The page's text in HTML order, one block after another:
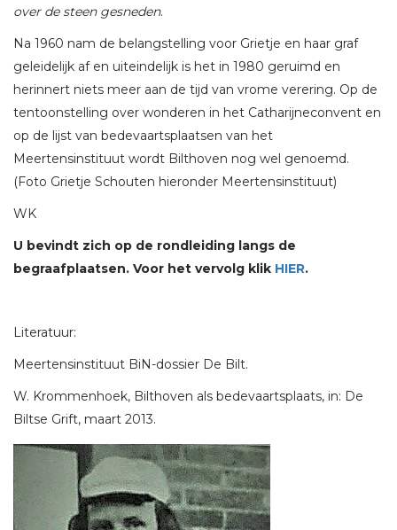
over de steen gesneden.
Na 1960 nam de belangstelling voor Grietje en haar graf
geleidelijk af en uiteindelijk is het in 1980 geruimd en
herinnert niets meer aan de tijd van vrome verering. Op de
tentoonstelling over wonderen in het Catharijneconvent en
op de lijst van bedevaartsplaatsen van het
Meertensinstituut wordt Bilthoven nog wel genoemd.
(Foto Grietje Schouten hieronder Meertensinstituut)
WK
U bevindt zich op de rondleiding langs de
begraafplaatsen. Voor het vervolg klik HIER.
Literatuur:
Meertensinstituut BiN-dossier De Bilt.
W. Krommenhoek, Bilthoven als bedevaartsplaats, in: De
Biltse Grift, maart 2013.